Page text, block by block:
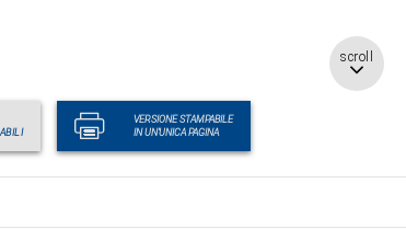
scroll
VERSIONE STAMPABILE
IN UN'UNICA PAGINA